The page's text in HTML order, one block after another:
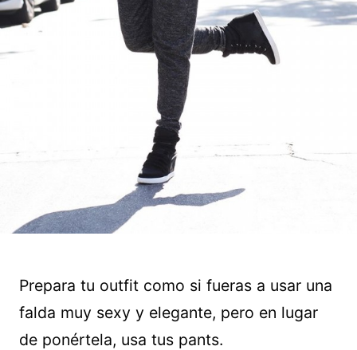
Prepara tu outfit como si fueras a usar una
falda muy sexy y elegante, pero en lugar
de ponértela, usa tus pants.